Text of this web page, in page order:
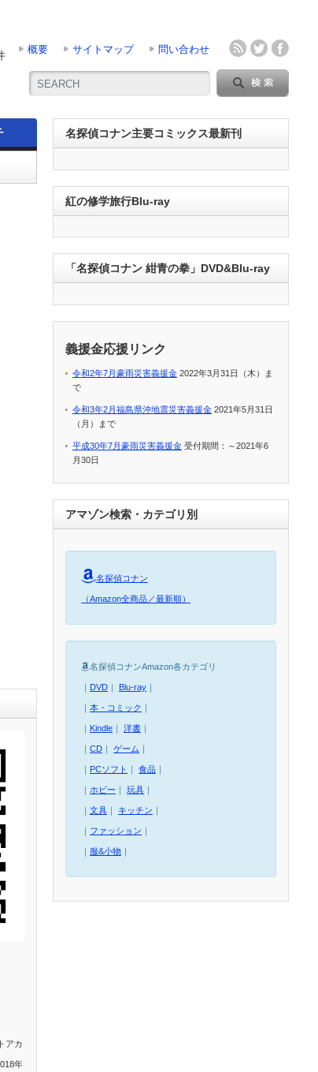
概要 サイトマップ 問い合わせ
アカ
年
名探偵コナン主要コミックス最新刊
紅の修学旅行Blu-ray
「名探偵コナン 紺青の拳」DVD&Blu-ray
義援金応援リンク
令和2年7月豪雨災害義援金 2022年3月31日（木）ま
で
令和3年2月福島県沖地震災害義援金 2021年5月31日
（月）まで
平成30年7月豪雨災害義援金 受付期間：～2021年6
月30日
アマゾン検索・カテゴリ別
名探偵コナン
（Amazon全商品／最新順）
名探偵コナンAmazon各カテゴリ
｜ DVD ｜ Blu-ray ｜
｜ 本・コミック ｜
｜ Kindle ｜ 洋書 ｜
｜ CD ｜ ゲーム ｜
｜ PCソフト ｜ 食品 ｜
｜ ホビー ｜ 玩具 ｜
｜ 文具 ｜ キッチン ｜
｜ ファッション ｜
｜ 服&小物 ｜